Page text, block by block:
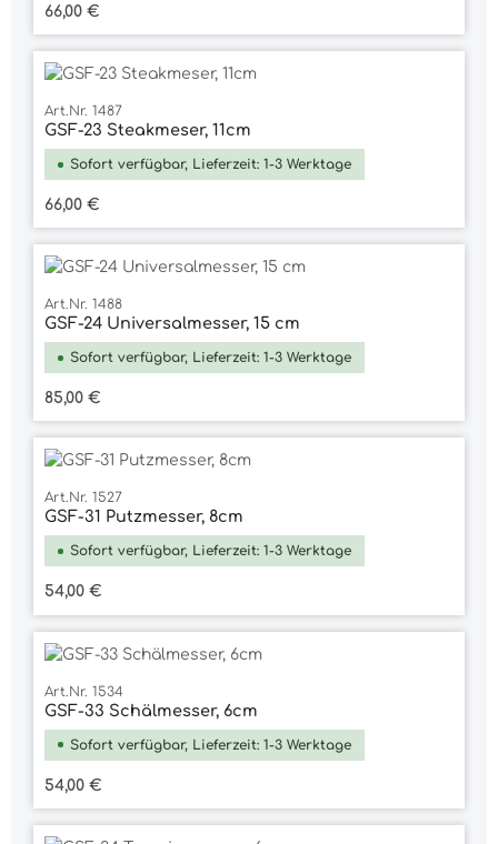
Regulärer Preis:
66,00 €
Art.Nr. 1487
GSF-23 Steakmeser, 11cm
Sofort verfügbar, Lieferzeit: 1-3 Werktage
Regulärer Preis:
66,00 €
Art.Nr. 1488
GSF-24 Universalmesser, 15 cm
Sofort verfügbar, Lieferzeit: 1-3 Werktage
Regulärer Preis:
85,00 €
Art.Nr. 1527
GSF-31 Putzmesser, 8cm
Sofort verfügbar, Lieferzeit: 1-3 Werktage
Regulärer Preis:
54,00 €
Art.Nr. 1534
GSF-33 Schälmesser, 6cm
Sofort verfügbar, Lieferzeit: 1-3 Werktage
Regulärer Preis:
54,00 €